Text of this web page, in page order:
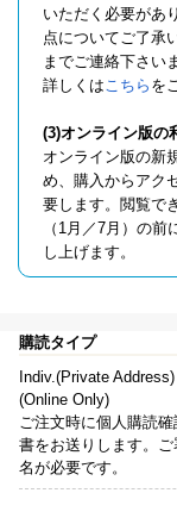
いただく必要があ
点についてご了承
までご連絡下さい
詳しくはこちら を
(3)オンライン版の
オンライン版の新
め、購入からアク
要します。閲覧で
（1月／7月）の
し上げます。
購読タイプ
Indiv.(Private Address)
(Online Only)
ご注文時に個人購読確
書をお送りします。ご
名が必要です。